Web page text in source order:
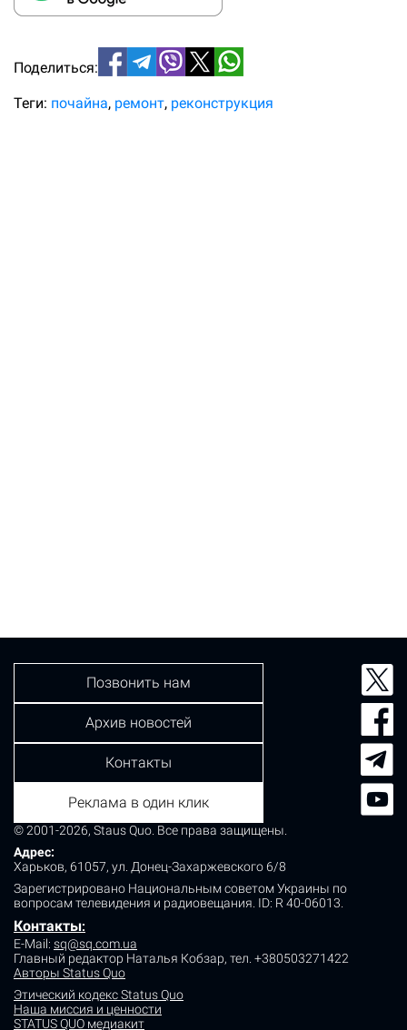
Поделиться:
Теги: почайна ремонт реконструкция
© 2001-2026, Staus Quo. Все права защищены.
Адрес:
Харьков, 61057, ул. Донец-Захаржевского 6/8
Зарегистрировано Национальным советом Украины по
вопросам телевидения и радиовещания. ID: R 40-06013.
Контакты:
E-Mail: sq@sq.com.ua
Главный редактор Наталья Кобзар, тел. +380503271422
Авторы Status Quo
Этический кодекс Status Quo
Наша миссия и ценности
STATUS QUO медиакит
Позвонить нам
Архив новостей
Контакты
Реклама в один клик